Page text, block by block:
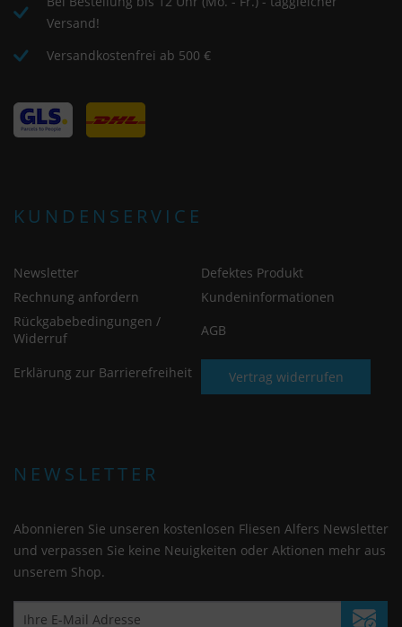
Versand!
Versandkostenfrei ab 500 €
KUNDENSERVICE
Newsletter
Defektes Produkt
Rechnung anfordern
Kundeninformationen
Rückgabebedingungen /
Widerruf
AGB
Erklärung zur Barrierefreiheit Vertrag widerrufen
NEWSLETTER
Abonnieren Sie unseren kostenlosen Fliesen Alfers Newsletter
und verpassen Sie keine Neuigkeiten oder Aktionen mehr aus
unserem Shop.